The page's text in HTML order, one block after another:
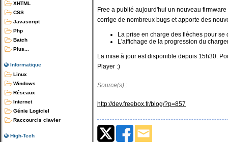
XHTML
CSS
Javascript
Php
Batch
Plus...
Informatique
Linux
Windows
Réseaux
Internet
Génie Logiciel
Raccourcis clavier
High-Tech
Free a publié aujourd'hui un nouveau
corrige de nombreux bugs et apporte des
La prise en charge des flèches pour
L'affichage de la progression du
La mise à jour est disponible depuis 15h30.
Player :)
Source(s) :
http://dev.freebox.fr/blog/?p=857